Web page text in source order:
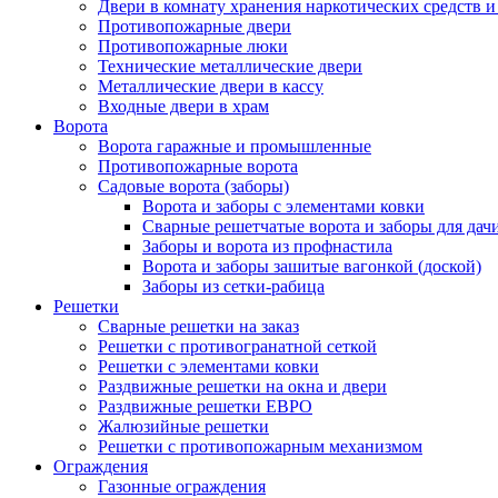
Двери в комнату хранения наркотических
Противопожарные двери
Противопожарные люки
Технические металлические двери
Металлические двери в кассу
Входные двери в храм
Ворота
Ворота гаражные и промышленные
Противопожарные ворота
Садовые ворота (заборы)
Ворота и заборы с элементами ковки
Сварные решетчатые ворота и заборы для
Заборы и ворота из профнастила
Ворота и заборы зашитые вагонкой (доской)
Заборы из сетки-рабица
Решетки
Сварные решетки на заказ
Решетки с противогранатной сеткой
Решетки с элементами ковки
Раздвижные решетки на окна и двери
Раздвижные решетки ЕВРО
Жалюзийные решетки
Решетки с противопожарным механизмом
Ограждения
Газонные ограждения